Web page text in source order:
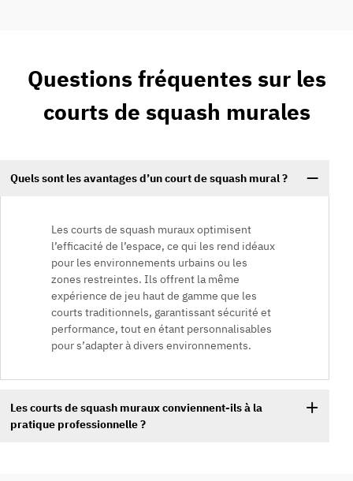
Questions fréquentes sur les
courts de squash murales
Quels sont les avantages d’un court de squash mural ?
Les courts de squash muraux optimisent
l’efficacité de l’espace, ce qui les rend idéaux
pour les environnements urbains ou les
zones restreintes. Ils offrent la même
expérience de jeu haut de gamme que les
courts traditionnels, garantissant sécurité et
performance, tout en étant personnalisables
pour s’adapter à divers environnements.
Les courts de squash muraux conviennent-ils à la
pratique professionnelle ?